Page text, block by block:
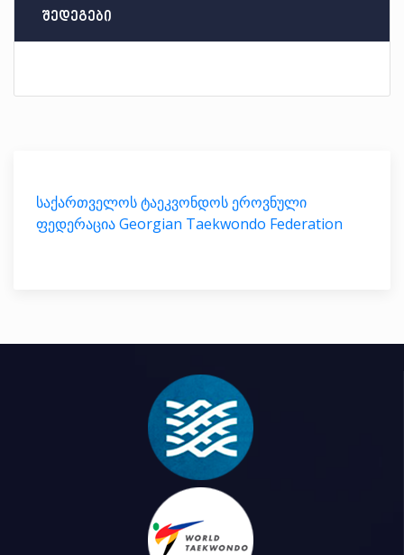
შედეგები
საქართველოს ტაეკვონდოს ეროვნული
ფედერაცია Georgian Taekwondo Federation